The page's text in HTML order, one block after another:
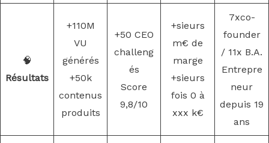
🧠
Résultats
+110M
VU
générés
+50k
contenus
produits
+50 CEO
challeng
és
Score
9,8/10
+sieurs
m€ de
marge
+sieurs
fois 0 à
xxx k€
7xco-
founder
/ 11x B.A.
Entrepre
neur
depuis 19
ans